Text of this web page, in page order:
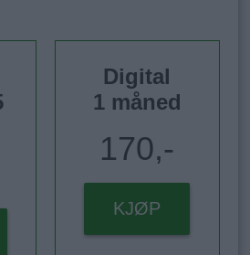
Digital
1 måned
170,-
KJØP